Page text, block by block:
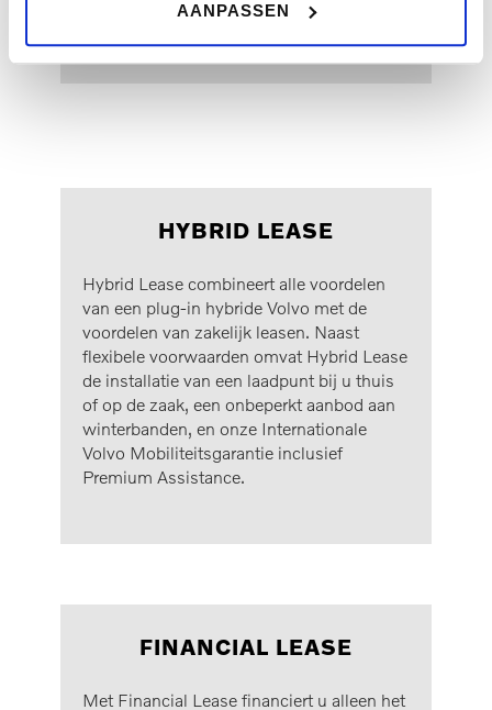
AANPASSEN
HYBRID LEASE
Hybrid Lease combineert alle voordelen
van een plug-in hybride Volvo met de
voordelen van zakelijk leasen. Naast
flexibele voorwaarden omvat Hybrid Lease
de installatie van een laadpunt bij u thuis
of op de zaak, een onbeperkt aanbod aan
winterbanden, en onze Internationale
Volvo Mobiliteitsgarantie inclusief
Premium Assistance.
FINANCIAL LEASE
Met Financial Lease financiert u alleen het